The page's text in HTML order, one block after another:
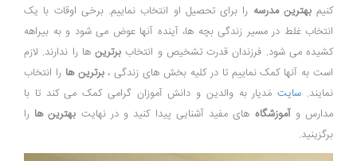
کنیمبهترین مدرسه را برای تحصیل او انتخاب نماییم. برخی اوقات با یک
انتخاب غلط در مسیر زندگی بچه ها، آینده آنها عوض می شود و به بیراهه
کشیده می شود. فرزندان قدرت تشخیص و انتخاب برترین ها را ندارند. لازم
است به آنها کمک نماییم تا در کلیه بخش های زندگی ،برترین ها را انتخاب
نمایند. سایتمَدیار به والدین و دانش آموزان گرامی کمک می کند تا با
مدارس وآموزشگاه های مفید آشنایی پیدا کنید و در نهایت بهترین ها را
برگزینید.